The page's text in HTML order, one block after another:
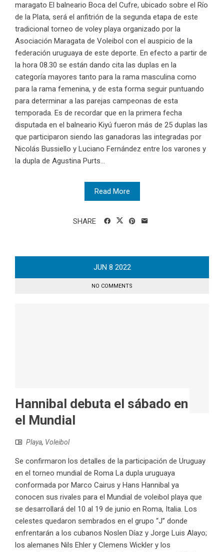
maragato El balneario Boca del Cufre, ubicado sobre el Río
de la Plata, será el anfitrión de la segunda etapa de este
tradicional torneo de voley playa organizado por la
Asociación Maragata de Voleibol con el auspicio de la
federación uruguaya de este deporte. En efecto a partir de
la hora 08.30 se están dando cita las duplas en la
categoría mayores tanto para la rama masculina como
para la rama femenina, y de esta forma seguir puntuando
para determinar a las parejas campeonas de esta
temporada. Es de recordar que en la primera fecha
disputada en el balneario Kiyú fueron más de 25 duplas las
que participaron siendo las ganadoras las integradas por
Nicolás Bussiello y Luciano Fernández entre los varones y
la dupla de Agustina Purts...
Read More
SHARE
JUN 8 2022
NO COMMENTS
Hannibal debuta el sábado en
el Mundial
Playa, Voleibol
Se confirmaron los detalles de la participación de Uruguay
en el torneo mundial de Roma La dupla uruguaya
conformada por Marco Cairus y Hans Hannibal ya
conocen sus rivales para el Mundial de voleibol playa que
se desarrollará del 10 al 19 de junio en Roma, Italia. Los
celestes quedaron sembrados en el grupo “J” donde
enfrentarán a los cubanos Noslen Díaz y Jorge Luis Alayo;
los alemanes Nils Ehler y Clemens Wickler y los